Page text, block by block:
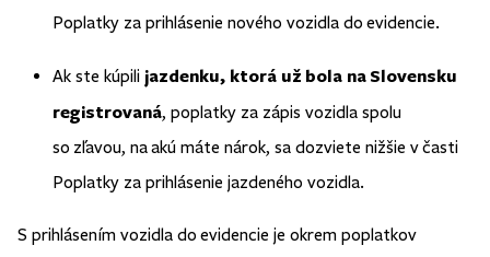
Poplatky za prihlásenie nového vozidla do evidencie.
Ak ste kúpili jazdenku, ktorá už bola na Slovensku
registrovaná, poplatky za zápis vozidla spolu
so zľavou, na akú máte nárok, sa dozviete nižšie v časti
Poplatky za prihlásenie jazdeného vozidla.
S prihlásením vozidla do evidencie je okrem poplatkov